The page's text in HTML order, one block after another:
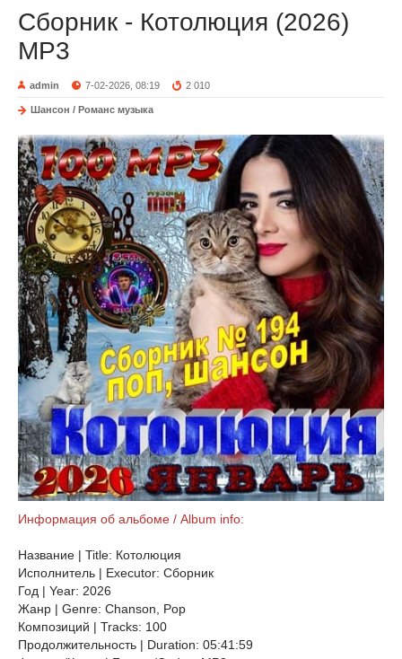
Сборник - Котолюция (2026)
МР3
admin 7-02-2026, 08:19 2 010
Шансон / Романс музыка
Информация об альбоме / Album info:
Название | Title: Котолюция
Исполнитель | Executor: Сборник
Год | Year: 2026
Жанр | Genre: Chanson, Pop
Композиций | Tracks: 100
Продолжительность | Duration: 05:41:59